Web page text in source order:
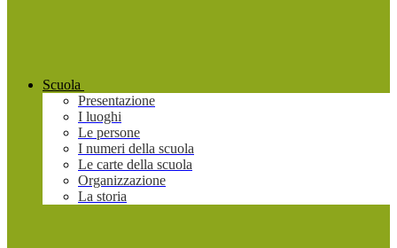
Scuola
Presentazione
I luoghi
Le persone
I numeri della scuola
Le carte della scuola
Organizzazione
La storia